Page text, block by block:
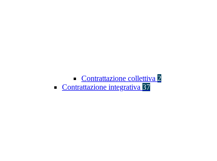
Contrattazione collettiva 2
Contrattazione integrativa 37